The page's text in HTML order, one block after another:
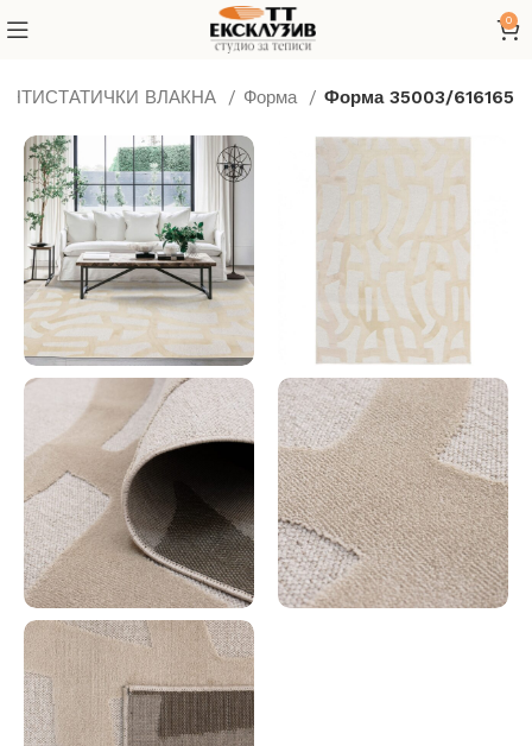
0
ВЛАКНА Форма Форма 35003/616165